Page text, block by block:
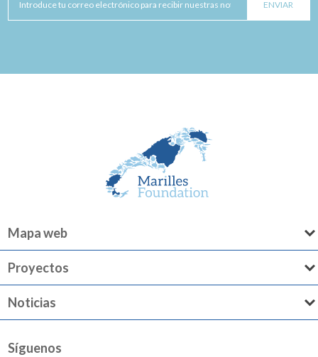
Mapa web
Proyectos
Noticias
Síguenos